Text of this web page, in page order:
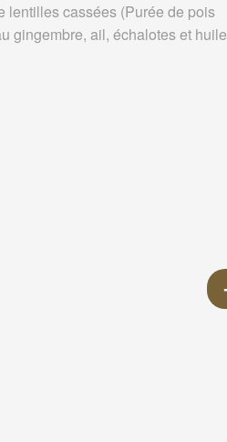
lentilles cassées (Purée de pois
gingembre, ail, échalotes et huile